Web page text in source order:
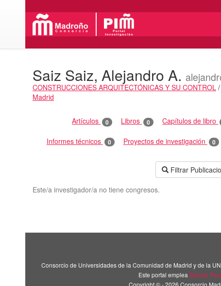
Saiz Saiz, Alejandro A.
CONSTRUCCIONES ARQUITECTÓNICAS Y SU CONTROL /
Madrid
Actividades
Artículos 0 Libros 0 Capítulos de libro
Informes técnicos 0 Proyectos de investigación 0
Filtrar
Este/a investigador/a no tiene congresos.
Consorcio de Universidades de la Comunidad de Madrid y de la
Este portal emplea Brújula Plus